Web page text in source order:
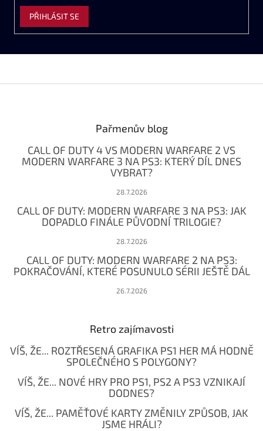
PŘIHLÁSIT SE
Pařmenův blog
CALL OF DUTY 4 VS MODERN WARFARE 2 VS
MODERN WARFARE 3 NA PS3: KTERÝ DÍL DNES
VYBRAT?
28.7.2026
CALL OF DUTY: MODERN WARFARE 3 NA PS3: JAK
DOPADLO FINÁLE PŮVODNÍ TRILOGIE?
28.7.2026
CALL OF DUTY: MODERN WARFARE 2 NA PS3:
POKRAČOVÁNÍ, KTERÉ POSUNULO SÉRII JEŠTĚ DÁL
26.7.2026
Retro zajímavosti
VÍŠ, ŽE... ROZTŘESENÁ GRAFIKA PS1 HER MÁ HODNĚ
SPOLEČNÉHO S POLYGONY?
VÍŠ, ŽE... NOVÉ HRY PRO PS1, PS2 A PS3 VZNIKAJÍ
DODNES?
VÍŠ, ŽE... PAMĚŤOVÉ KARTY ZMĚNILY ZPŮSOB, JAK
JSME HRÁLI?